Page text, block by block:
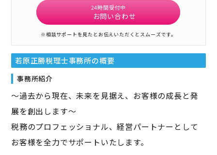
24時間受付中
お問い合わせ
※相談サポートを見たとお伝えいただくとスムーズです。
若原正勝税理士事務所の概要
事務所紹介
～過去から現在、未来を見据え、お客様の成長と発
展を創出します～
税務のプロフェッショナル、経営パートナーとして
お客様を全力でサポートいたします。